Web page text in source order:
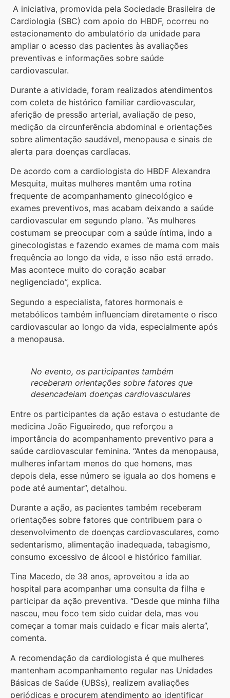
A iniciativa, promovida pela Sociedade Brasileira de
Cardiologia (SBC) com apoio do HBDF, ocorreu no
estacionamento do ambulatório da unidade para
ampliar o acesso das pacientes às avaliações
preventivas e informações sobre saúde
cardiovascular.
Durante a atividade, foram realizados atendimentos
com coleta de histórico familiar cardiovascular,
aferição de pressão arterial, avaliação de peso,
medição da circunferência abdominal e orientações
sobre alimentação saudável, menopausa e sinais de
alerta para doenças cardíacas.
De acordo com a cardiologista do HBDF Alexandra
Mesquita, muitas mulheres mantêm uma rotina
frequente de acompanhamento ginecológico e
exames preventivos, mas acabam deixando a saúde
cardiovascular em segundo plano. “As mulheres
costumam se preocupar com a saúde íntima, indo a
ginecologistas e fazendo exames de mama com mais
frequência ao longo da vida, e isso não está errado.
Mas acontece muito do coração acabar
negligenciado”, explica.
Segundo a especialista, fatores hormonais e
metabólicos também influenciam diretamente o risco
cardiovascular ao longo da vida, especialmente após
a menopausa.
No evento, os participantes também
receberam orientações sobre fatores que
desencadeiam doenças cardiovasculares
Entre os participantes da ação estava o estudante de
medicina João Figueiredo, que reforçou a
importância do acompanhamento preventivo para a
saúde cardiovascular feminina. “Antes da menopausa,
mulheres infartam menos do que homens, mas
depois dela, esse número se iguala ao dos homens e
pode até aumentar”, detalhou.
Durante a ação, as pacientes também receberam
orientações sobre fatores que contribuem para o
desenvolvimento de doenças cardiovasculares, como
sedentarismo, alimentação inadequada, tabagismo,
consumo excessivo de álcool e histórico familiar.
Tina Macedo, de 38 anos, aproveitou a ida ao
hospital para acompanhar uma consulta da filha e
participar da ação preventiva. “Desde que minha filha
nasceu, meu foco tem sido cuidar dela, mas vou
começar a tomar mais cuidado e ficar mais alerta”,
comenta.
A recomendação da cardiologista é que mulheres
mantenham acompanhamento regular nas Unidades
Básicas de Saúde (UBSs), realizem avaliações
periódicas e procurem atendimento ao identificar